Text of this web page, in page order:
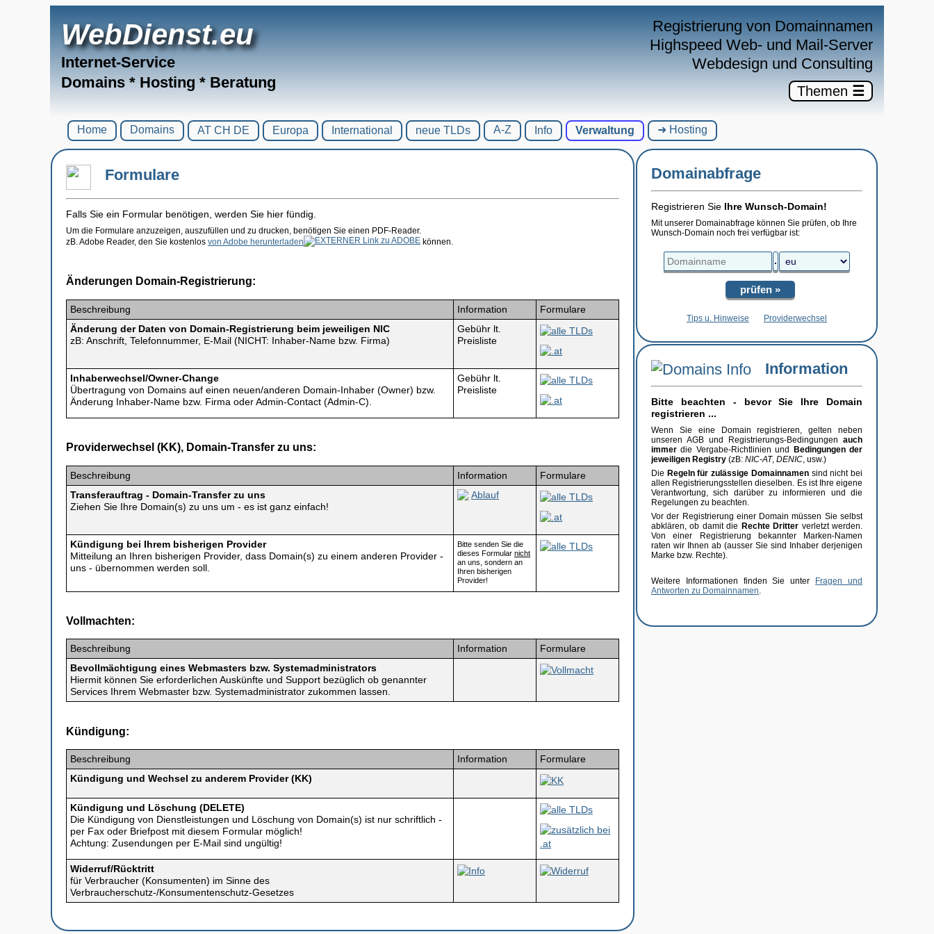
WebDienst.eu
Internet-Service
Domains * Hosting * Beratung
Registrierung von Domainnamen
Highspeed Web- und Mail-Server
Webdesign und Consulting
Themen ☰
Home Domains AT CH DE Europa International neue TLDs A-Z Info Verwaltung ➜ Hosting
Formulare
Falls Sie ein Formular benötigen, werden Sie hier fündig.
Um die Formulare anzuzeigen, auszufüllen und zu drucken, benötigen Sie einen PDF-Reader.
zB. Adobe Reader, den Sie kostenlos von Adobe herunterladen können.
Änderungen Domain-Registrierung:
Beschreibung Information
Formulare
Änderung der Daten von Domain-Registrierung beim jeweiligen NIC
zB: Anschrift, Telefonnummer, E-Mail (NICHT: Inhaber-Name bzw. Firma)
Gebühr lt.
Preisliste
alle TLDs
.at
Inhaberwechsel/Owner-Change
Übertragung von Domains auf einen neuen/anderen Domain-Inhaber (Owner) bzw.
Änderung Inhaber-Name bzw. Firma oder Admin-Contact (Admin-C).
Gebühr lt.
Preisliste
alle TLDs
.at
Providerwechsel (KK), Domain-Transfer zu uns:
Beschreibung Information
Formulare
Transferauftrag - Domain-Transfer zu uns
Ziehen Sie Ihre Domain(s) zu uns um - es ist ganz einfach!
Ablauf
alle TLDs
.at
Kündigung bei Ihrem bisherigen Provider
Mitteilung an Ihren bisherigen Provider, dass Domain(s) zu einem anderen Provider -
uns - übernommen werden soll.
Bitte senden Sie die
dieses Formular nicht
an uns, sondern an
Ihren bisherigen
Provider!
alle TLDs
Vollmachten:
Beschreibung Information
Formulare
Bevollmächtigung eines Webmasters bzw. Systemadministrators
Hiermit können Sie erforderlichen Auskünfte und Support bezüglich ob genannter
Services Ihrem Webmaster bzw. Systemadministrator zukommen lassen.
Vollmacht
Kündigung:
Beschreibung Information
Formulare
Kündigung und Wechsel zu anderem Provider (KK)
KK
Kündigung und Löschung (DELETE)
Die Kündigung von Dienstleistungen und Löschung von Domain(s) ist nur schriftlich -
per Fax oder Briefpost mit diesem Formular möglich!
Achtung: Zusendungen per E-Mail sind ungültig!
alle TLDs
zusätzlich bei
.at
Widerruf/Rücktritt
für Verbraucher (Konsumenten) im Sinne des
Verbraucherschutz-/Konsumentenschutz-Gesetzes
Info Widerruf
Domainabfrage
Registrieren Sie Ihre Wunsch-Domain!
Mit unserer Domainabfrage können Sie prüfen, ob Ihre
Wunsch-Domain noch frei verfügbar ist:
.
prüfen »
Tips u. Hinweise Providerwechsel
Information
Bitte beachten - bevor Sie Ihre Domain
registrieren ...
Wenn Sie eine Domain registrieren, gelten neben
unseren AGB und Registrierungs-Bedingungen auch
immer die Vergabe-Richtlinien und
Bedingungen der
jeweiligen Registry (zB: NIC-AT, DENIC, usw.)
Die Regeln für zulässige Domainnamensind nicht bei
allen Registrierungsstellen dieselben. Es ist Ihre eigene
Verantwortung, sich darüber zu informieren und die
Regelungen zu beachten.
Vor der Registrierung einer Domain müssen Sie selbst
abklären, ob damit die Rechte Dritter verletzt werden.
Von einer Registrierung bekannter Marken-Namen
raten wir Ihnen ab (ausser Sie sind Inhaber derjenigen
Marke bzw. Rechte).
Weitere Informationen finden Sie unter
Fragen und
Antworten zu Domainnamen.